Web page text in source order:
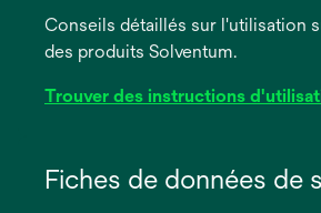
Conseils détaillés sur l'utilisation
des produits Solventum.
Trouver des instructions
dansFiches de données de